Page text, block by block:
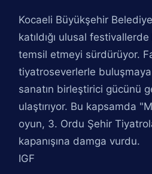
Kocaeli Büyükşehir
katıldığı ulusal
temsil etmeyi sürdürüyor.
tiyatroseverlerle
sanatın birleştirici gücünü
ulaştırıyor. Bu kapsamda
oyun, 3. Ordu Şehir
kapanışına damga vurdu.
IGF